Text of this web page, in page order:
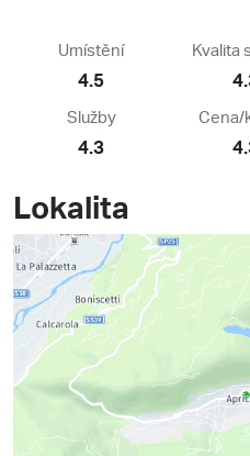
Umístění
4.5
Kvalita
Služby
4.3
Cena/
Lokalita